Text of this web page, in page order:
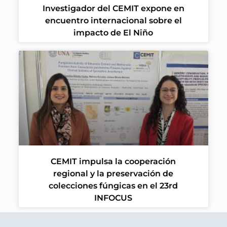
Investigador del CEMIT expone en
encuentro internacional sobre el
impacto de El Niño
CEMIT impulsa la cooperación
regional y la preservación de
colecciones fúngicas en el 23rd
INFOCUS